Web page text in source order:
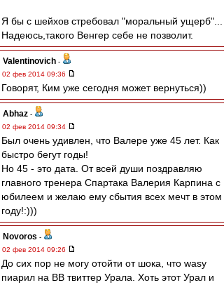
Я бы с шейхов стребовал "моральный ущерб"...
Надеюсь,такого Венгер себе не позволит.
Valentinovich -
02 фев 2014 09:36
Говорят, Ким уже сегодня может вернуться))
Abhaz -
02 фев 2014 09:34
Был очень удивлен, что Валере уже 45 лет. Как
быстро бегут годы!
Но 45 - это дата. От всей души поздравляю
главного тренера Спартака Валерия Карпина с
юбилеем и желаю ему сбытия всех мечт в этом
году!:)))
Novoros -
02 фев 2014 09:26
До сих пор не могу отойти от шока, что wasy
пиарил на ВВ твиттер Урала. Хоть этот Урал и